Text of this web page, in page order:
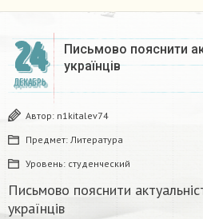
24
ДЕКАБРЬ
Письмово пояснити
українців
Автор: n1kitalev74
Предмет: Литература
Уровень: студенческий
Письмово пояснити
українців